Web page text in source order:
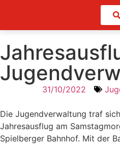
31/10/2022
Die Jugendverwaltung traf
Jahresausflug am
Spielberger Bahnhof. Mit der